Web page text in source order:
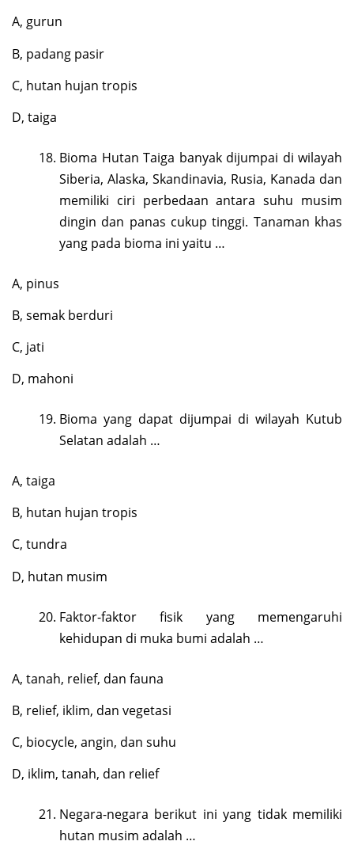
A, gurun
B, padang pasir
C, hutan hujan tropis
D, taiga
Bioma Hutan Taiga banyak dijumpai di wilayah
Siberia, Alaska, Skandinavia, Rusia, Kanada dan
memiliki ciri perbedaan antara suhu musim
dingin dan panas cukup tinggi. Tanaman khas
yang pada bioma ini yaitu …
A, pinus
B, semak berduri
C, jati
D, mahoni
Bioma yang dapat dijumpai di wilayah Kutub
Selatan adalah …
A, taiga
B, hutan hujan tropis
C, tundra
D, hutan musim
Faktor-faktor fisik yang memengaruhi
kehidupan di muka bumi adalah …
A, tanah, relief, dan fauna
B, relief, iklim, dan vegetasi
C, biocycle, angin, dan suhu
D, iklim, tanah, dan relief
Negara-negara berikut ini yang tidak memiliki
hutan musim adalah …